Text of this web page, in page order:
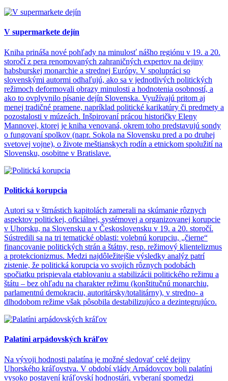
V supermarkete dejín
Kniha prináša nové pohľady na minulosť nášho regiónu v 19. a 20.
storočí z pera renomovaných zahraničných expertov na dejiny
habsburskej monarchie a strednej Európy. V spolupráci so
slovenskými autormi odhaľujú, ako sa v jednotlivých politických
režimoch deformovali obrazy minulosti a hodnotenia osobností, a
ako to ovplyvnilo písanie dejín Slovenska. Využívajú pritom aj
menej tradičné pramene, napríklad politické karikatúry či predmety a
pozostalosti v múzeách. Inšpirovaní prácou historičky Eleny
Mannovej, ktorej je kniha venovaná, okrem toho predstavujú sondy
o fungovaní spolkov (napr. Sokola na Slovensku pred a po druhej
svetovej vojne), o živote meštianskych rodín a etnickom spolužití na
Slovensku, osobitne v Bratislave.
Politická korupcia
Autori sa v štrnástich kapitolách zamerali na skúmanie rôznych
aspektov politickej, oficiálnej, systémovej a organizovanej korupcie
v Uhorsku, na Slovensku a v Československu v 19. a 20. storočí.
Sústredili sa na tri tematické oblasti: volebnú korupciu, „čierne“
financovanie politických strán a štátny, resp. režimový klientelizmus
a protekcionizmus. Medzi najdôležitejšie výsledky analýz patrí
zistenie, že politická korupcia vo svojich rôznych podobách
spočiatku prispievala etablovaniu a stabilizácii politického režimu a
štátu – bez ohľadu na charakter režimu (konštitučnú monarchiu,
parlamentnú demokraciu, autoritársky/totalitárny), v stredno- a
dlhodobom režime však pôsobila destabilizujúco a dezintegrujúco.
Palatíni arpádovských kráľov
Na vývoji hodnosti palatína je možné sledovať celé dejiny
Uhorského kráľovstva. V období vlády Arpádovcov boli palatíni
vysoko postavení kráľovskí hodnostári, vyberaní spomedzi